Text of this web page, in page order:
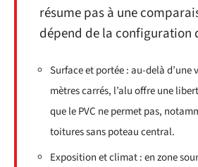
résume pas à une
dépend de la configuration
Surface et portée : au-delà d’une
mètres carrés, l’alu offre une
que le PVC ne permet pas,
toitures sans poteau central.
Exposition et climat : en zone